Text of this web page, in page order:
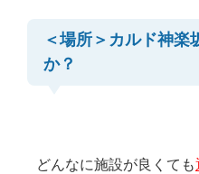
＜場所＞カルド神楽
か？
どんなに施設が良くても